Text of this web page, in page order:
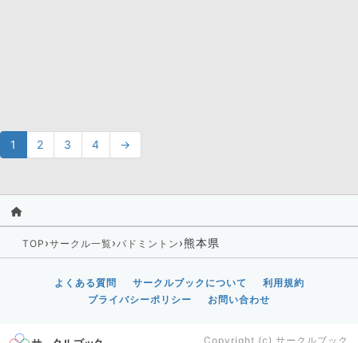
1 2 3 4 →
TOP ›サークル一覧›バドミントン ›熊本県
よくある質問 サークルブックについて
利用規約
プライバシーポリシー
お問い合わせ
Copyright (c) サークルブック